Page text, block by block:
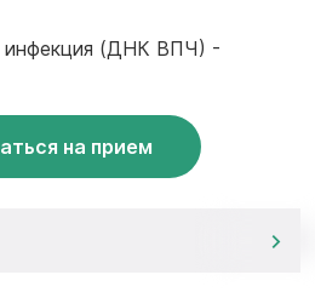
инфекция (ДНК ВПЧ) -
на прием